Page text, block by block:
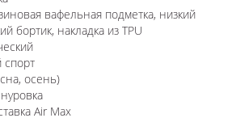
вафельная подметка, низкий
бортик, накладка из TPU
спорт
осень)
Air Max